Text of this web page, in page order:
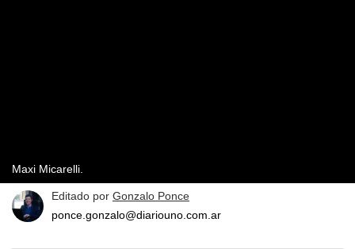
Maxi Micarelli.
Editado por Gonzalo Ponce
ponce.gonzalo@diariouno.com.ar